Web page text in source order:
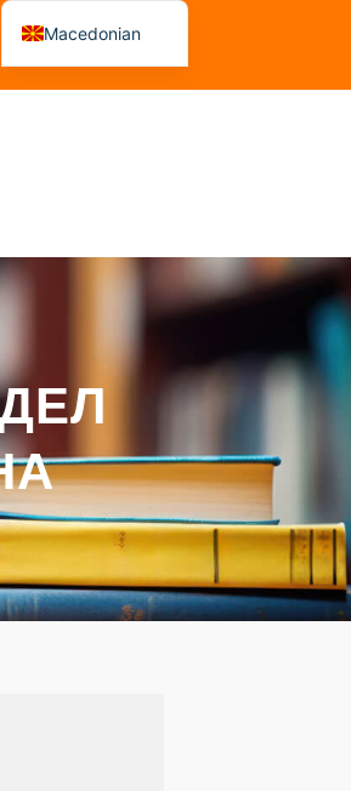
Macedonian
Albanian